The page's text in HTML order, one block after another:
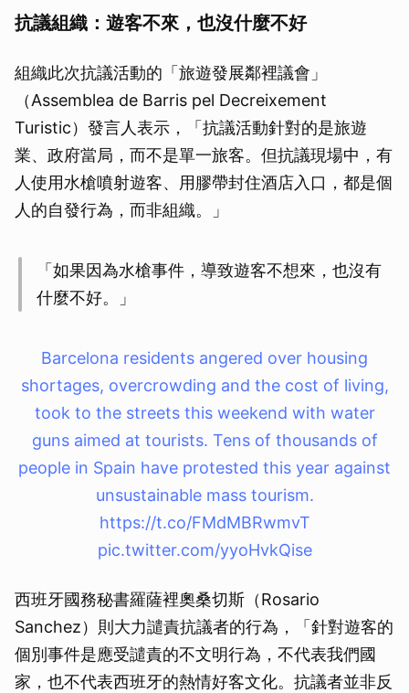
抗議組織：遊客不來，也沒什麼不好
組織此次抗議活動的「旅遊發展鄰裡議會」
（Assemblea de Barris pel Decreixement
Turistic）發言人表示，「抗議活動針對的是旅遊
業、政府當局，而不是單一旅客。但抗議現場中，有
人使用水槍噴射遊客、用膠帶封住酒店入口，都是個
人的自發行為，而非組織。」
「如果因為水槍事件，導致遊客不想來，也沒有
什麼不好。」
Barcelona residents angered over housing
shortages, overcrowding and the cost of living,
took to the streets this weekend with water
guns aimed at tourists. Tens of thousands of
people in Spain have protested this year against
unsustainable mass tourism.
https://t.co/FMdMBRwmvT
pic.twitter.com/yyoHvkQise
西班牙國務秘書羅薩裡奧桑切斯（Rosario
Sanchez）則大力譴責抗議者的行為，「針對遊客的
個別事件是應受譴責的不文明行為，不代表我們國
家，也不代表西班牙的熱情好客文化。抗議者並非反